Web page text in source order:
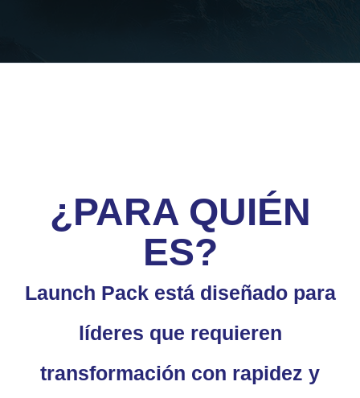
¿PARA QUIÉN
ES?
Launch Pack está diseñado para
líderes que requieren
transformación con rapidez y